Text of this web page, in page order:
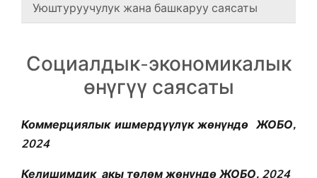
Уюштуруучулук жана башкаруу саясаты
Социалдык-экономикалык
өнүгүү саясаты
Коммерциялык ишмердүүлүк жөнүндө ЖОБО,
2024
Келишимдик акы төлөм жөнүндө ЖОБО. 2024